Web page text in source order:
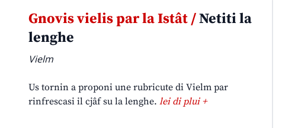
Gnovis vielis par la Istât /Netiti la
lenghe
Vielm
Us tornin a proponi une rubricute di Vielm par
rinfrescasi il cjâf su la lenghe. lei di plui +